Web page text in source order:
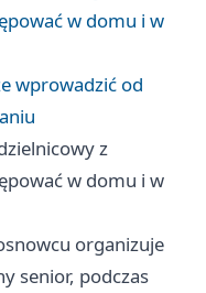
w domu i w
wprowadzić od
z
w domu i w
organizuje
senior, podczas